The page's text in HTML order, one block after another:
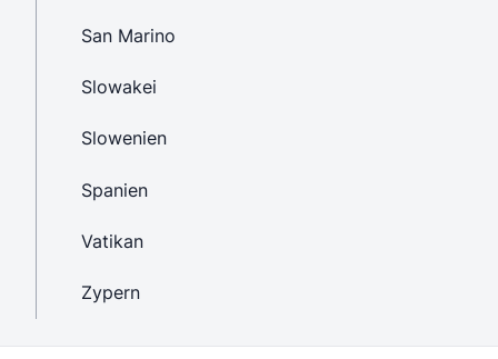
San Marino
Slowakei
Slowenien
Spanien
Vatikan
Zypern